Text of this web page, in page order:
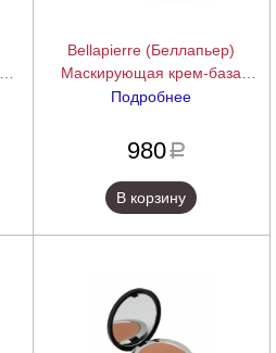
Bellapierre (Беллапьер)
Маскирующая крем-база
(Makeup Base Cream), 5 г.
Подробнее
980a
В корзину